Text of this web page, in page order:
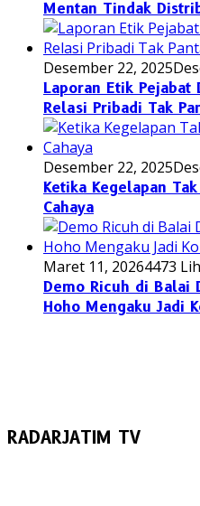
Mentan Tindak
Desember 22, 2025
Laporan Etik Pejabat
Relasi Pribadi Tak
Desember 22, 2025
Ketika Kegelapan
Cahaya
Maret 11, 20264473
Demo Ricuh di Balai
Hoho Mengaku Jadi
RADARJATIM TV